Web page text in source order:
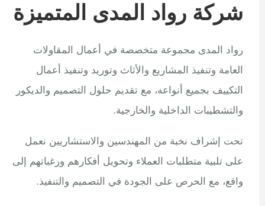
شركة رواد المدى المتميزة
رواد المدى مجموعة متخصصة في أعمال المقاولات
العامة وتنفيذ المشاريع والأثاث وتوريد وتنفيذ أعمال
التكييف بجميع أنواعه، مع تقديم حلول التصميم والديكور
والتشطيبات الداخلية والخارجية.
تحت إشراف نخبة من المهندسين والاستشاريين نعمل
على تلبية متطلبات العملاء وتحويل أفكارهم ورغباتهم إلى
واقع، مع الحرص على الجودة في التصميم والتنفيذ.